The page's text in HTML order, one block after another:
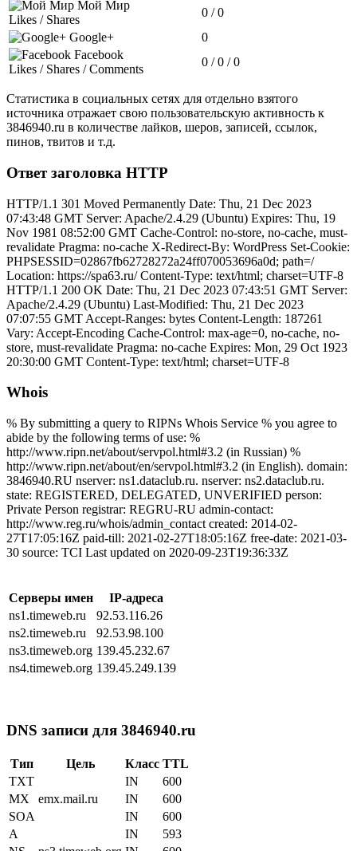
Мой Мир
Likes / Shares
0 / 0
Google+
0
Facebook
Likes / Shares / Comments
0 / 0 / 0
Статистика в социальных сетях для отдельно взятого
источника отражает свою пользовательскую активность к
3846940.ru в количестве лайков, шеров, записей, ссылок,
пинов, твитов и т.д.
Ответ заголовка HTTP
HTTP/1.1 301 Moved Permanently Date: Thu, 21 Dec 2023
07:43:48 GMT Server: Apache/2.4.29 (Ubuntu) Expires: Thu, 19
Nov 1981 08:52:00 GMT Cache-Control: no-store, no-cache, must-
revalidate Pragma: no-cache X-Redirect-By: WordPress Set-Cookie:
PHPSESSID=02867fb62728272a24ff070053696a0d; path=/
Location: https://spa63.ru/ Content-Type: text/html; charset=UTF-8
HTTP/1.1 200 OK Date: Thu, 21 Dec 2023 07:43:51 GMT Server:
Apache/2.4.29 (Ubuntu) Last-Modified: Thu, 21 Dec 2023
07:07:55 GMT Accept-Ranges: bytes Content-Length: 187261
Vary: Accept-Encoding Cache-Control: max-age=0, no-cache, no-
store, must-revalidate Pragma: no-cache Expires: Mon, 29 Oct 1923
20:30:00 GMT Content-Type: text/html; charset=UTF-8
Whois
% By submitting a query to RIPNs Whois Service % you agree to
abide by the following terms of use: %
http://www.ripn.net/about/servpol.html#3.2 (in Russian) %
http://www.ripn.net/about/en/servpol.html#3.2 (in English). domain:
3846940.RU nserver: ns1.dataclub.ru. nserver: ns2.dataclub.ru.
state: REGISTERED, DELEGATED, UNVERIFIED person:
Private Person registrar: REGRU-RU admin-contact:
http://www.reg.ru/whois/admin_contact created: 2014-02-
27T17:05:16Z paid-till: 2021-02-27T18:05:16Z free-date: 2021-03-
30 source: TCI Last updated on 2020-09-23T19:36:33Z
Серверы имен
IP-адреса
ns1.timeweb.ru
92.53.116.26
ns2.timeweb.ru
92.53.98.100
ns3.timeweb.org 139.45.232.67
ns4.timeweb.org 139.45.249.139
DNS записи для 3846940.ru
Тип Цель Класс TTL
TXT
IN
600
MX
emx.mail.ru IN
600
SOA
IN
600
A
IN
593